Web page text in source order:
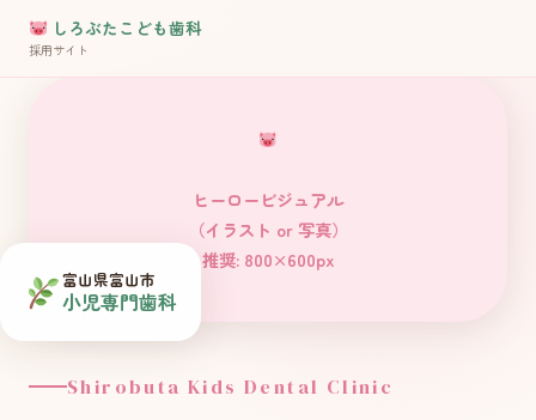
しろぶたこども歯科
採用サイト
Shirobuta Kids Dental Clinic
ヒーロービジュアル
（イラスト or 写真）
推奨: 800×600px
富山県富山市
小児専門歯科